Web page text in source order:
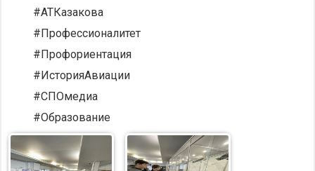
#АТКазакова
#Профессионалитет
#Профориентация
#ИсторияАвиации
#СПОмедиа
#Образование